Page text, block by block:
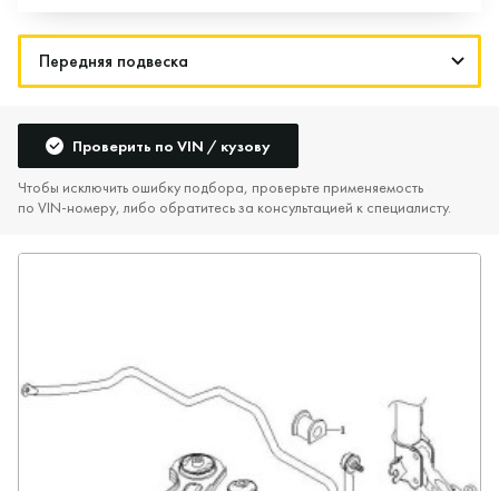
Проверить по VIN / кузову
Чтобы исключить ошибку подбора, проверьте применяемость
по VIN‑номеру, либо обратитесь за консультацией к специалисту.